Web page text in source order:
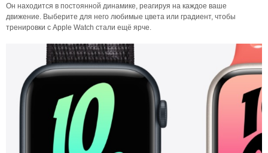
Он находится в постоянной динамике, реагируя на каждое ваше
движение. Выберите для него любимые цвета или градиент, чтобы
тренировки с Apple Watch стали ещё ярче.